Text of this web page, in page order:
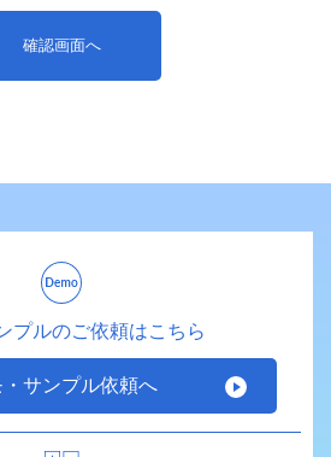
プルのご依頼はこちら
・サンプル依頼へ